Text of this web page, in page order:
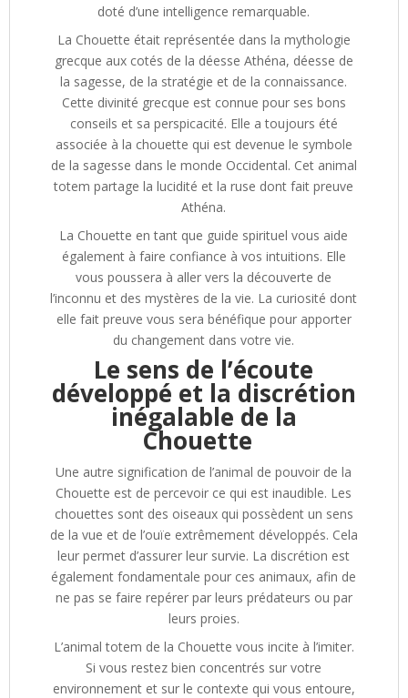
doté d’une intelligence remarquable.
La Chouette était représentée dans la mythologie
grecque aux cotés de la déesse Athéna, déesse de
la sagesse, de la stratégie et de la connaissance.
Cette divinité grecque est connue pour ses bons
conseils et sa perspicacité. Elle a toujours été
associée à la chouette qui est devenue le symbole
de la sagesse dans le monde Occidental. Cet animal
totem partage la lucidité et la ruse dont fait preuve
Athéna.
La Chouette en tant que guide spirituel vous aide
également à faire confiance à vos intuitions. Elle
vous poussera à aller vers la découverte de
l’inconnu et des mystères de la vie. La curiosité dont
elle fait preuve vous sera bénéfique pour apporter
du changement dans votre vie.
Le sens de l’écoute
développé et la discrétion
inégalable de la
Chouette
Une autre signification de l’animal de pouvoir de la
Chouette est de percevoir ce qui est inaudible. Les
chouettes sont des oiseaux qui possèdent un sens
de la vue et de l’ouïe extrêmement développés. Cela
leur permet d’assurer leur survie. La discrétion est
également fondamentale pour ces animaux, afin de
ne pas se faire repérer par leurs prédateurs ou par
leurs proies.
L’animal totem de la Chouette vous incite à l’imiter.
Si vous restez bien concentrés sur votre
environnement et sur le contexte qui vous entoure,